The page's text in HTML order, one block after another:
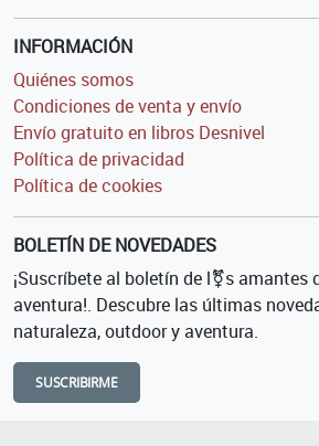
INFORMACIÓN
Quiénes somos
Condiciones de venta y envío
Envío gratuito en libros Desnivel
Política de privacidad
Política de cookies
BOLETÍN DE NOVEDADES
¡Suscríbete al boletín de l⚧s amantes
aventura!. Descubre las últimas
naturaleza, outdoor y aventura.
SUSCRIBIRME